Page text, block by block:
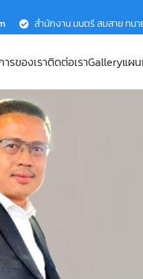
สำนักงาน มนตรี สมสาย ทน
รของเราติดต่อเราGalleryแผ